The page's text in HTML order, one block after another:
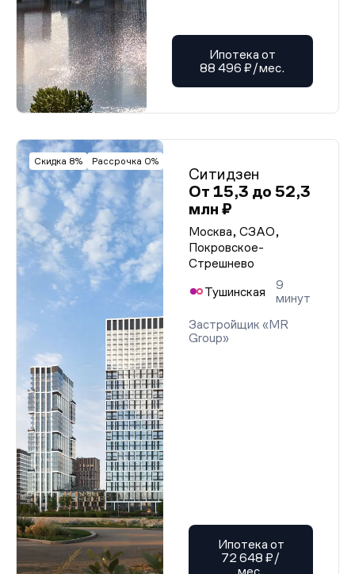
Ипотека от
88 496 ₽/мес.
Скидка 8% Рассрочка 0%
Ситидзен
От 15,3 до 52,3
млн ₽
Москва, СЗАО,
Покровское-
Стрешнево
Тушинская
9
минут
Застройщик «MR
Group»
Ипотека от
72 648 ₽/
мес.